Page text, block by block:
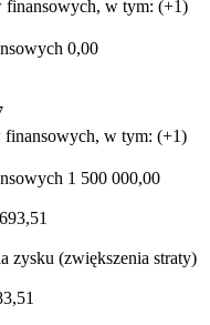
finansowych, w tym: (+1)
0,00
finansowych, w tym: (+1)
1 500 000,00
zysku (zwiększenia straty)